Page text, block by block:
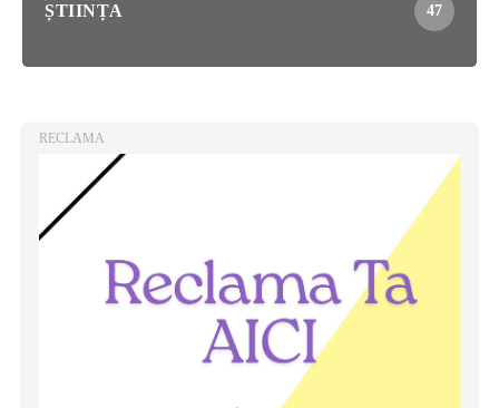
ȘTIINȚA 47
RECLAMA